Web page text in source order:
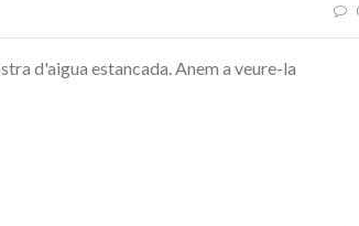
d'aigua estancada. Anem a veure-la